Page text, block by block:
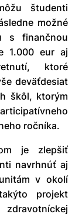
študenti
možné
s finančnou
1.000 eur aj
ktoré
deväťdesiat
škôl, ktorým
ročníka.
je zlepšiť
navrhnúť aj
v okolí
projekt
zdravotníckej